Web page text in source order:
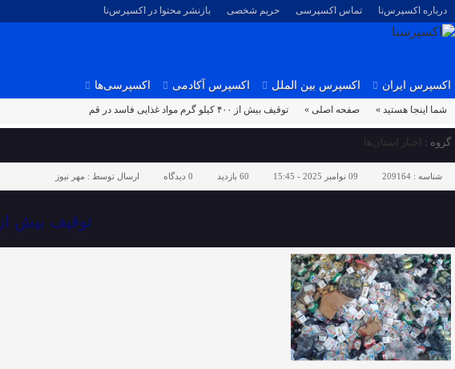
درباره اکسپرس‌نا تماس اکسپرسی حریم شخصی بازنشر محتوا در اکسپرس‌نا
اکسپرس ایران اکسپرس بین الملل اکسپرس آکادمی اکسپرسی‌ها
شما اینجا هستید » صفحه اصلی » توقیف بیش از ۴۰۰ کیلو گرم مواد غذایی فاسد در قم
گروه : اخبار استان‌ها
شناسه : 209164 09 نوامبر 2025 - 15:45 60 بازدید 0 دیدگاه ارسال توسط : مهر نیوز
توقیف بیش از ۴۰۰ کیلو گرم مواد غذایی فاسد در قم